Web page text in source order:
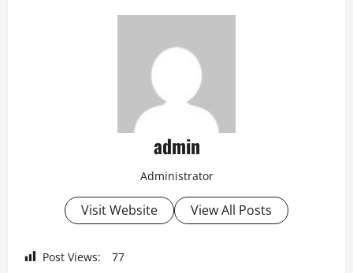
admin
Administrator
Visit Website View All Posts
Post Views: 77